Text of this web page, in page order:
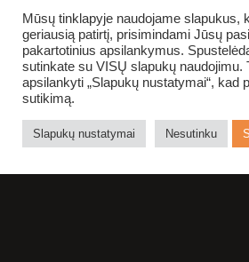
GRĮŽTI ATGAL
Mūsų tinklapyje naudojame slapukus,
geriausią patirtį, prisimindami Jūsų
pakartotinius apsilankymus.
sutinkate su VISŲ slapukų naudojimu.
apsilankyti „Slapukų nustatymai“, kad
sutikimą.
Slapukų nustatymai Nesutinku